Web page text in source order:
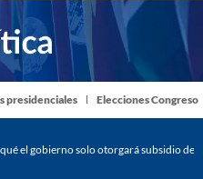
presidenciales Elecciones Congreso
el gobierno solo otorgará subsidio de